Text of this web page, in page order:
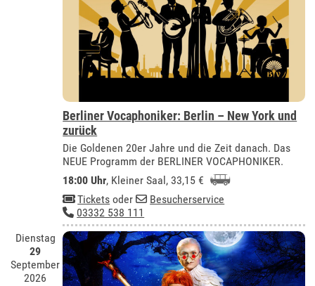
Berliner Vocaphoniker: Berlin – New York und
zurück
Die Goldenen 20er Jahre und die Zeit danach. Das
NEUE Programm der BERLINER VOCAPHONIKER.
18:00 Uhr, Kleiner Saal, 33,15 €
Tickets oder
Besucherservice
03332 538 111
Dienstag
29
September
2026